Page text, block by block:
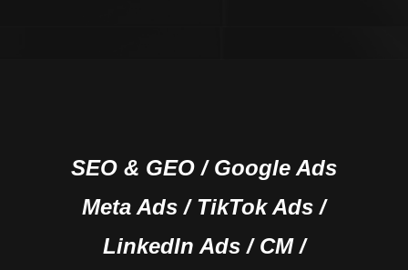
SEO & GEO / Google Ads
Meta Ads / TikTok Ads /
LinkedIn Ads / CM /